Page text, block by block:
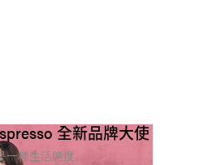
向相當迷人。全新品牌大使
種生活態度。